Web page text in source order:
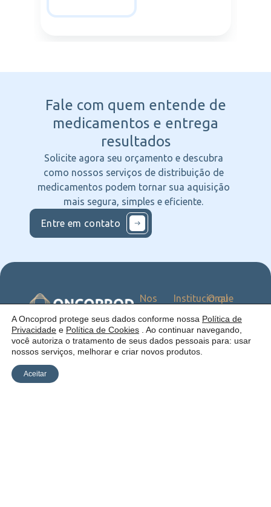
Fale com quem entende de
medicamentos e entrega
resultados
Solicite agora seu orçamento e descubra
como nossos serviços de distribuição de
medicamentos podem tornar sua aquisição
mais segura, simples e eficiente.
Entre em contato
Uma empresa:
Institucional
somos
Como
atuamos
Estrutura
Blog
O que
Serviços
Catálogo
Nos
nas
Redes
A Oncoprod protege seus dados conforme nossa Política de
Privacidade e Política de Cookies . Ao continuar navegando,
você autoriza o tratamento de seus dados pessoais para: usar
nossos serviços, melhorar e criar novos produtos.
Aceitar